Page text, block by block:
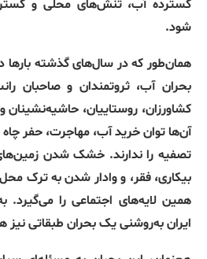
گسترده آب، تنش‌های محلی و
شود.
همان‌طور که در سال‌های گذشته بارها
بحران آب، ثروتمندان و صاحبان
کشاورزان، روستاییان،
آن‌ها توان خرید آب، مهاجرت، حفر
تصفیه را ندارند. خشک شدن
بیکاری، فقر، و وادار شدن به ترک
همین لایه‌های اجتماعی را می‌گیرد.
ایران به‌روشنی یک بحران طبقاتی